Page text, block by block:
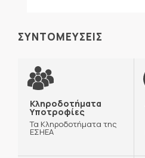
ΣΥΝΤΟΜΕΥΣΕΙΣ
Κληροδοτήματα
Υποτροφίες
Τα Κληροδοτήματα της
ΕΣΗΕΑ